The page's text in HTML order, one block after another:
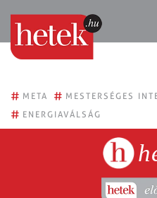
# META # MESTERSÉGES
# ENERGIAVÁLSÁG